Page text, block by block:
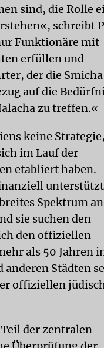
sind, die Rolle
schreibt
Funktionäre mit
erfüllen und
der die Smicha
auf die
zu treffen.«
keine
im Lauf der
etabliert haben.
unterstützt
Spektrum an
sie suchen den
den offiziellen
als 50 Jahren
Städten
offiziellen
der zentralen